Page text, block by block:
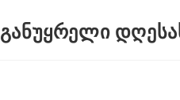
განუყრელი